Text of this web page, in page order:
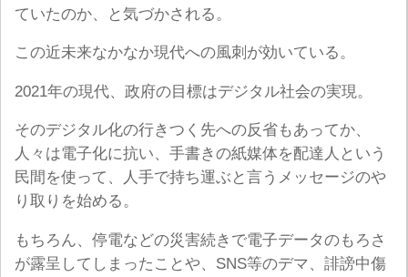
ていたのか、と気づかされる。
この近未来なかなか現代への風刺が効いている。
2021年の現代、政府の目標はデジタル社会の実現。
そのデジタル化の行きつく先への反省もあってか、
人々は電子化に抗い、手書きの紙媒体を配達人という
民間を使って、人手で持ち運ぶと言うメッセージのや
り取りを始める。
もちろん、停電などの災害続きで電子データのもろさ
が露呈してしまったことや、SNS等のデマ、誹謗中傷